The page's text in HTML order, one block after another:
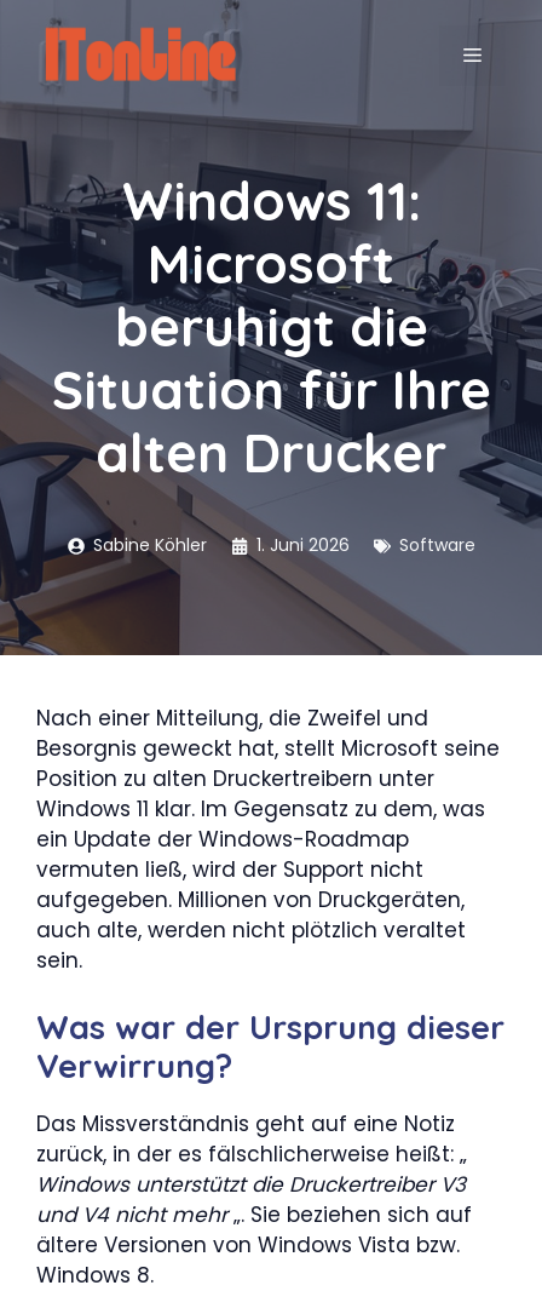
springen
MENÜ
Windows 11:
Microsoft
beruhigt die
Situation für Ihre
alten Drucker
Sabine Köhler 1. Juni 2026 Software
Nach einer Mitteilung, die Zweifel und
Besorgnis geweckt hat, stellt Microsoft seine
Position zu alten Druckertreibern unter
Windows 11 klar. Im Gegensatz zu dem, was
ein Update der Windows-Roadmap
vermuten ließ, wird der Support nicht
aufgegeben. Millionen von Druckgeräten,
auch alte, werden nicht plötzlich veraltet
sein.
Was war der Ursprung dieser
Verwirrung?
Das Missverständnis geht auf eine Notiz
zurück, in der es fälschlicherweise heißt: „
Windows unterstützt die Druckertreiber V3
und V4 nicht mehr„. Sie beziehen sich auf
ältere Versionen von Windows Vista bzw.
Windows 8.